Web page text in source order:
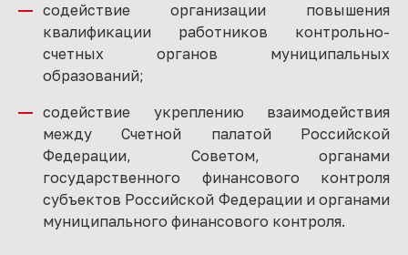
содействие организации повышения
квалификации работников контрольно-
счетных органов муниципальных
образований;
содействие укреплению взаимодействия
между Счетной палатой Российской
Федерации, Советом, органами
государственного финансового контроля
субъектов Российской Федерации и органами
муниципального финансового контроля.